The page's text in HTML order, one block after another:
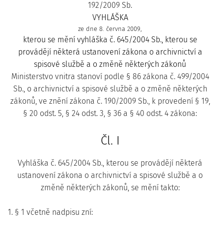
192/2009 Sb.
VYHLÁŠKA
ze dne 8. června 2009,
kterou se mění vyhláška č. 645/2004 Sb., kterou se
provádějí některá ustanovení zákona o archivnictví a
spisové službě a o změně některých zákonů
Ministerstvo vnitra stanoví podle § 86 zákona č. 499/2004
Sb., o archivnictví a spisové službě a o změně některých
zákonů, ve znění zákona č. 190/2009 Sb., k provedení § 19,
§ 20 odst. 5, § 24 odst. 3, § 36 a § 40 odst. 4 zákona:
Čl. I
Vyhláška č. 645/2004 Sb., kterou se provádějí některá
ustanovení zákona o archivnictví a spisové službě a o
změně některých zákonů, se mění takto:
1. § 1 včetně nadpisu zní: